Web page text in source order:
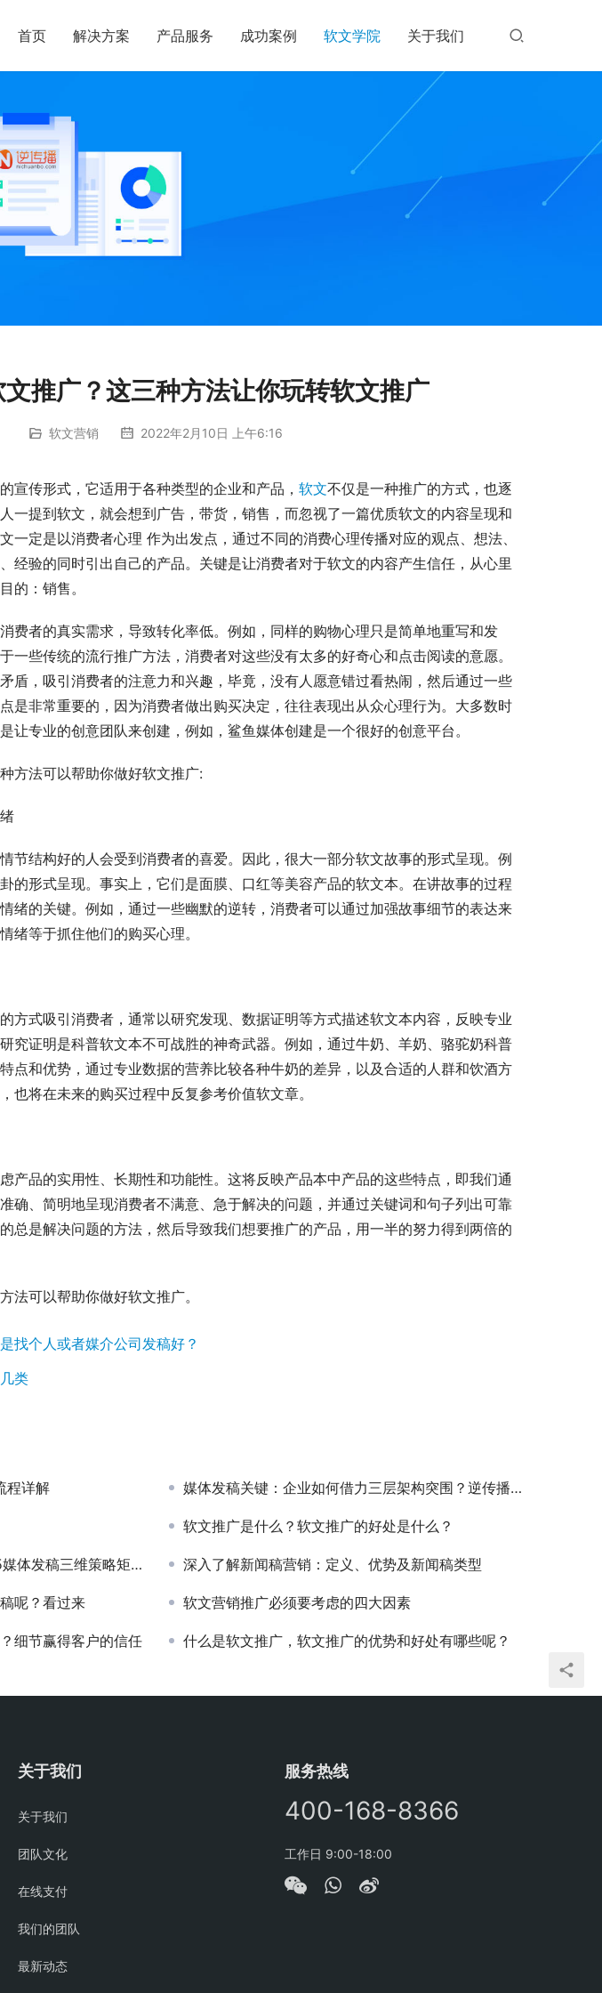
首页 解决方案 产品服务 成功案例 软文学院 关于我们
推广？这三种方法让你玩转软文推广
软文营销 2022年2月10日 上午6:16
宣传形式，它适用于各种类型的企业和产品， 软文不仅是一种推广的方式，也逐
一提到软文，就会想到广告，带货，销售，而忽视了一篇优质软文的内容呈现和
一定是以消费者心理 作为出发点，通过不同的消费心理传播对应的观点、想法、
经验的同时引出自己的产品。关键是让消费者对于软文的内容产生信任，从心里
的：销售。
费者的真实需求，导致转化率低。例如，同样的购物心理只是简单地重写和发
一些传统的流行推广方法，消费者对这些没有太多的好奇心和点击阅读的意愿。
盾，吸引消费者的注意力和兴趣，毕竟，没有人愿意错过看热闹，然后通过一些
是非常重要的，因为消费者做出购买决定，往往表现出从众心理行为。大多数时
让专业的创意团队来创建，例如，鲨鱼媒体创建是一个很好的创意平台。
方法可以帮助你做好软文推广:
节结构好的人会受到消费者的喜爱。因此，很大一部分软文故事的形式呈现。例
的形式呈现。事实上，它们是面膜、口红等美容产品的软文本。在讲故事的过程
绪的关键。例如，通过一些幽默的逆转，消费者可以通过加强故事细节的表达来
绪等于抓住他们的购买心理。
方式吸引消费者，通常以研究发现、数据证明等方式描述软文本内容，反映专业
究证明是科普软文本不可战胜的神奇武器。例如，通过牛奶、羊奶、骆驼奶科普
点和优势，通过专业数据的营养比较各种牛奶的差异，以及合适的人群和饮酒方
也将在未来的购买过程中反复参考价值软文章。
产品的实用性、长期性和功能性。这将反映产品本中产品的这些特点，即我们通
确、简明地呈现消费者不满意、急于解决的问题，并通过关键词和句子列出可靠
总是解决问题的方法，然后导致我们想要推广的产品，用一半的努力得到两倍的
法可以帮助你做好软文推广。
找个人或者媒介公司发稿好？
类
程详解 媒体发稿关键：企业如何借力三层架构突围？逆传播发稿核心策略揭秘
软文推广是什么？软文推广的好处是什么？
矩阵，智能匹配精准传播通路 深入了解新闻稿营销：定义、优势及新闻稿类型
呢？看过来 软文营销推广必须要考虑的四大因素
细节赢得客户的信任 什么是软文推广，软文推广的优势和好处有哪些呢？
关于我们
关于我们
团队文化
在线支付
我们的团队
最新动态
服务热线
400-168-8366
工作日 9:00-18:00